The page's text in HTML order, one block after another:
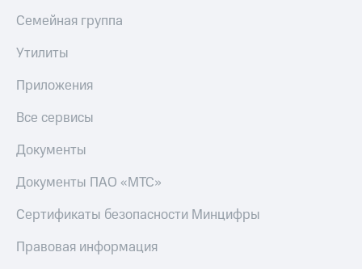
Все
товары
Семейная группа
Утилиты
Приложения
Все сервисы
Документы
Документы ПАО «МТС»
Сертификаты безопасности Минцифры
Правовая информация